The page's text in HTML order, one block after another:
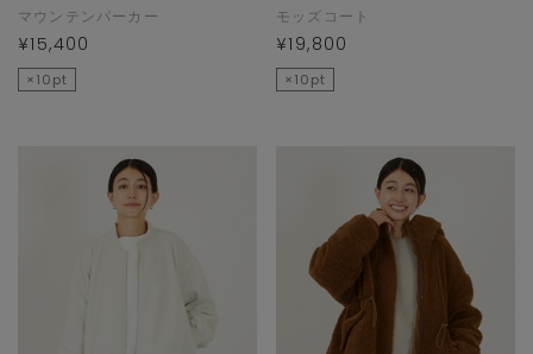
マウンテンパーカー
¥15,400
×10pt
モッズコート
¥19,800
×10pt